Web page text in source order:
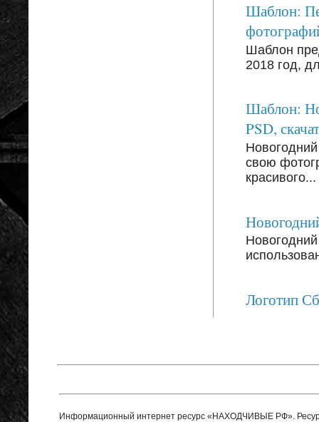
Шаблон:
Шаблон
2018 год,
Шаблон:
PSD,
свою
красивого...
Логотип
Информационный интернет ресурс «НАХОДЧИВЫЕ РФ».